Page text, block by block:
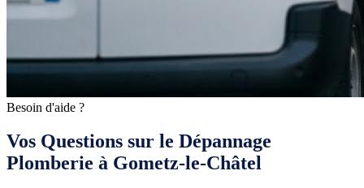
Besoin d'aide ?
Vos Questions sur le Dépannage
Plomberie à Gometz-le-Châtel